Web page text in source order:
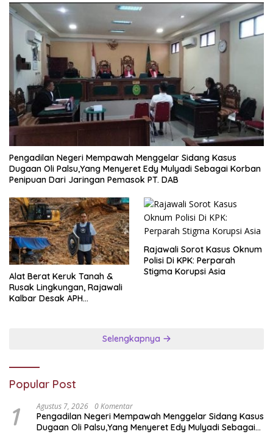
Pengadilan Negeri Mempawah Menggelar Sidang Kasus
Dugaan Oli Palsu,Yang Menyeret Edy Mulyadi Sebagai Korban
Penipuan Dari Jaringan Pemasok PT. DAB
Alat Berat Keruk Tanah &
Rusak Lingkungan, Rajawali
Kalbar Desak APH
Rajawali Sorot Kasus Oknum
Polisi Di KPK: Perparah
Stigma Korupsi Asia
Selengkapnya
Popular Post
1 Agustus 7, 2026 0 Komentar
Pengadilan Negeri Mempawah Menggelar Sidang Kasus
Dugaan Oli Palsu,Yang Menyeret Edy Mulyadi Sebagai